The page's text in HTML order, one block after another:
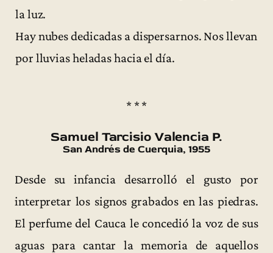
la luz.
Hay nubes dedicadas a dispersarnos. Nos llevan
por lluvias heladas hacia el día.
* * *
Samuel Tarcisio Valencia P.
San Andrés de Cuerquia, 1955
Desde su infancia desarrolló el gusto por
interpretar los signos grabados en las piedras.
El perfume del Cauca le concedió la voz de sus
aguas para cantar la memoria de aquellos